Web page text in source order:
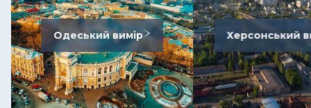
Одеський вимір Херсонський